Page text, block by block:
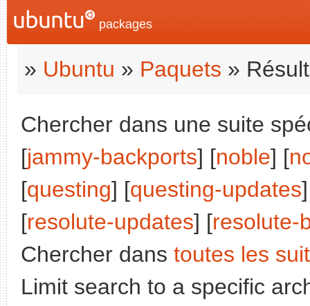
packages
» Ubuntu » Paquets »
Chercher dans une suite
[jammy-backports] [noble] [
[questing] [questing-updates
[resolute-updates] [resolute-
Chercher dans toutes les
Limit search to a specific